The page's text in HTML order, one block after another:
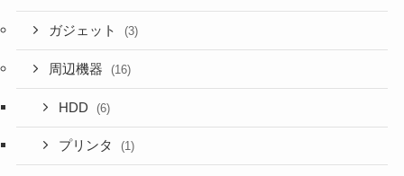
ガジェット (3)
周辺機器 (16)
HDD (6)
プリンタ (1)